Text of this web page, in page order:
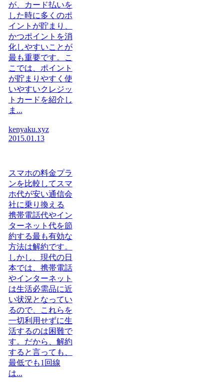
が、カード払いを
した時に多くのポ
イントが貯まり、
かつポイントを消
化しやすいことが
最も重要です。こ
こでは、ポイント
が貯まりやすく使
いやすいクレジッ
トカードを紹介し
ま...
kenyaku.xyz
2015.01.13
スマホの料金プラ
ンを比較してスマ
ホ代が安い通信会
社に乗り換える
携帯電話代やイン
ターネット代を節
約する最も有効な
方法は解約です。
しかし、現代の日
本では、携帯電話
やインターネット
は生活必需品に近
い状況となってい
るので、これらを
一切利用せずに生
活するのは困難で
す。だから、解約
すると言っても、
最低でも1回線
は...